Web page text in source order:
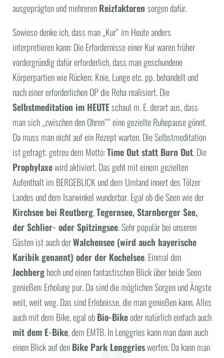
ausgeprägten und mehrerenReizfaktoren sorgen dafür.
Sowieso denke ich, dass man „Kur“ im Heute anders
interpretieren kann: Die Erfordernisse einer Kur waren früher
vordergründig dafür erforderlich, dass man geschundene
Körperpartien wie Rücken; Knie, Lunge etc. pp. behandelt und
nach einer erforderlichen OP die Reha realisiert. Die
Selbstmeditation im HEUTEschaut m. E. derart aus, dass
man sich „zwischen den Ohren““ eine gezielte Ruhepause gönnt.
Da muss man nicht auf ein Rezept warten. Die Selbstmeditation
ist gefragt; getreu dem Motto:Time Out statt Burn Out. Die
Prophylaxewird aktiviert. Das geht mit einem gezielten
Aufenthalt im BERGEBLICK und dem Umland innert des Tölzer
Landes und dem Isarwinkel wunderbar. Egal ob die Seen wie der
Kirchsee bei Reutberg,Tegernsee, Starnberger See,
der Schlier- oder Spitzingsee. Sehr populär bei unseren
Gästen ist auch derWalchensee (wird auch bayerische
Karibik genannt) oder der Kochelsee. Einmal den
Jochberghoch und einen fantastischen Blick über beide Seen
genießen: Erholung pur. Da sind die möglichen Sorgen und Ängste
weit, weit weg. Das sind Erlebnisse, die man genießen kann. Alles
auch mit dem Bike, egal obBio-Bikeoder natürlich einfach auch
mit dem E-Bike, dem EMTB. In Lenggries kann man dann auch
einen Blick auf denBike Park Lenggrieswerfen. Da kann man